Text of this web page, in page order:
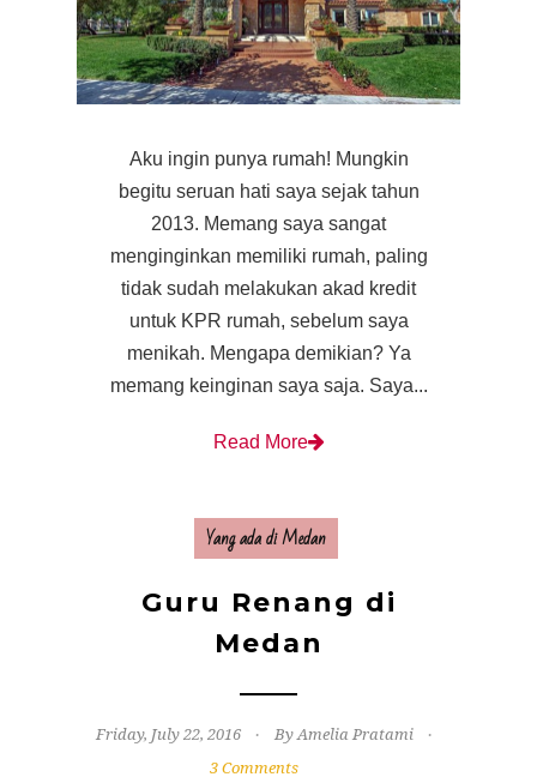
Aku ingin punya rumah! Mungkin
begitu seruan hati saya sejak tahun
2013. Memang saya sangat
menginginkan memiliki rumah, paling
tidak sudah melakukan akad kredit
untuk KPR rumah, sebelum saya
menikah. Mengapa demikian? Ya
memang keinginan saya saja. Saya...
Read More
Yang ada di Medan
Guru Renang di
Medan
Friday, July 22, 2016
By Amelia Pratami
3 Comments